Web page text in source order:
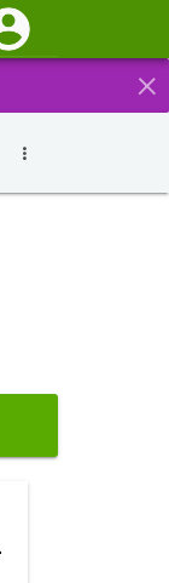
×